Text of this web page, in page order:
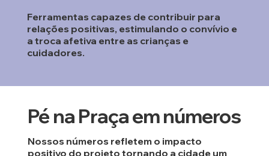
Ferramentas capazes de contribuir para
relações positivas, estimulando o convívio e
a troca afetiva entre as crianças e
cuidadores.
Pé na Praça em números
Nossos números refletem o impacto
positivo do projeto tornando a cidade um